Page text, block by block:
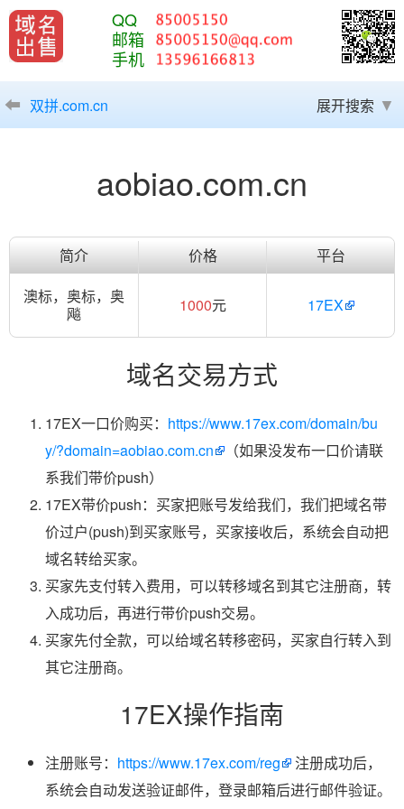
QQ
邮箱
手机
双拼.com.cn 展开搜索
aobiao.com.cn
简介 价格
平台
澳标，奥标，奥
飚
1000元 17EX
域名交易方式
17EX一口价购买： https://www.17ex.com/domain/bu
y/?domain=aobiao.com.cn
（如果没发布一口价请联
系我们带价push）
17EX带价push：买家把账号发给我们，我们把域名带
价过户(push)到买家账号，买家接收后，系统会自动把
域名转给买家。
买家先支付转入费用，可以转移域名到其它注册商，转
入成功后，再进行带价push交易。
买家先付全款，可以给域名转移密码，买家自行转入到
其它注册商。
17EX操作指南
注册账号： https://www.17ex.com/reg
注册成功后，
系统会自动发送验证邮件，登录邮箱后进行邮件验证。